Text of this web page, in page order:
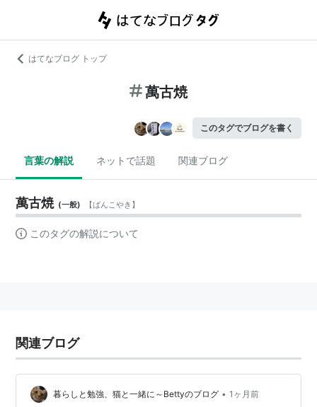
はてなブログ トップ
萬古焼
このタグでブログを書く
言葉の解説 ネットで話題 関連ブログ
萬古焼 (一般) 【ばんこやき 】
このタグの解説について
関連ブログ
暮らしと勉強、猫と一緒に～Bettyのブログ • 1ヶ月前